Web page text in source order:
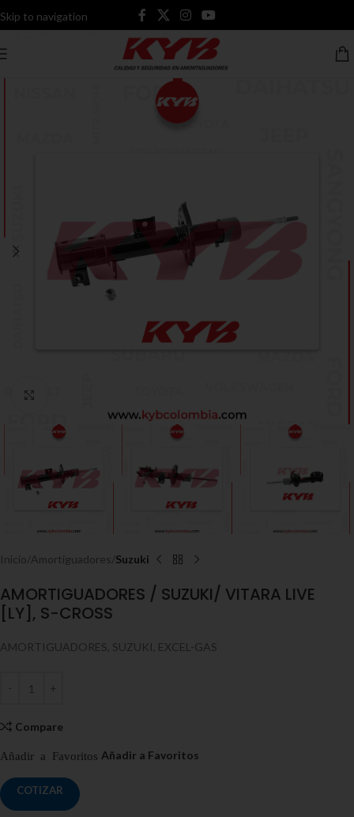
Skip to navigation
Skip to main content
Inicio Amortiguadores Suzuki
AMORTIGUADORES / SUZUKI/ VITARA LIVE
[LY], S-CROSS
AMORTIGUADORES, SUZUKI, EXCEL-GAS
Compare
COTIZAR